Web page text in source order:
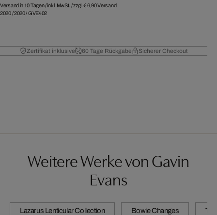
Versand in 10 Tagen /inkl. MwSt. / zzgl.€ 6,90Versand
2020/2020/GVE402
Zertifikat inklusive 60 Tage Rückgabe Sicherer Checkout
Weitere Werke von Gavin
Evans
Lazarus Lenticular Collection Bowie Changes